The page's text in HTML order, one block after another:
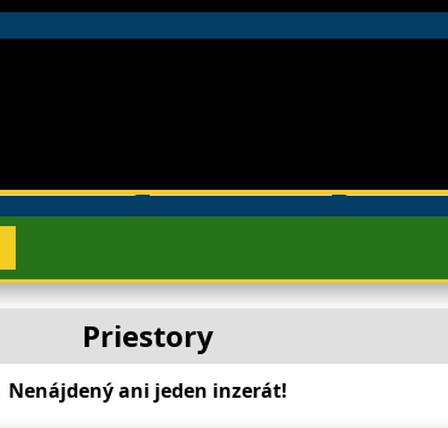
Priestory
Nenájdený ani jeden inzerát!